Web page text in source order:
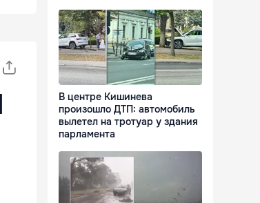
В центре Кишинева
произошло ДТП: автомобиль
вылетел на тротуар у здания
парламента